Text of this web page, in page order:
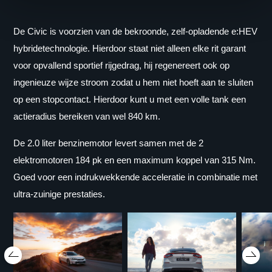
De Civic is voorzien van de bekroonde, zelf-opladende e:HEV
hybridetechnologie. Hierdoor staat niet alleen elke rit garant
voor opvallend sportief rijgedrag, hij regenereert ook op
ingenieuze wijze stroom zodat u hem niet hoeft aan te sluiten
op een stopcontact. Hierdoor kunt u met een volle tank een
actieradius bereiken van wel 840 km.
De 2.0 liter benzinemotor levert samen met de 2
elektromotoren 184 pk en een maximum koppel van 315 Nm.
Goed voor een indrukwekkende acceleratie in combinatie met
ultra-zuinige prestaties.